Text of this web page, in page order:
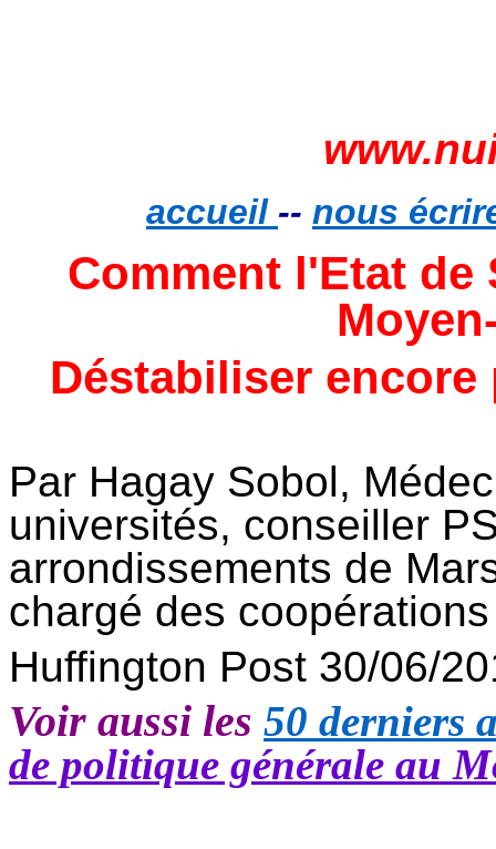
accueil -- nous
Comment l'Etat de
Déstabiliser
Par Hagay Sobol,
universités, conseiller
arrondissements de
chargé des
Huffington Post 30/06/
Voir aussi les 50 derniers
de politique générale au